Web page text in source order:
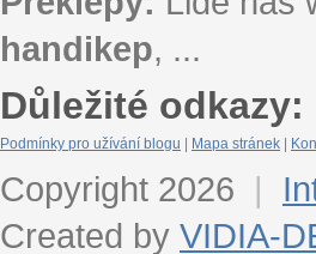
handikep, ...
Důležité odkazy:
Podmínky pro užívání blogu Mapa stránek
Copyright 2026 |
Created by VIDIA-